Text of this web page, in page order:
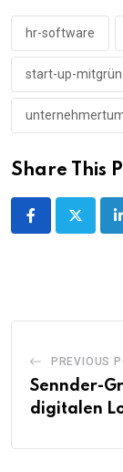
hr-software
start-up-
Share This
PREVIOUS
Sennder-
digitalen